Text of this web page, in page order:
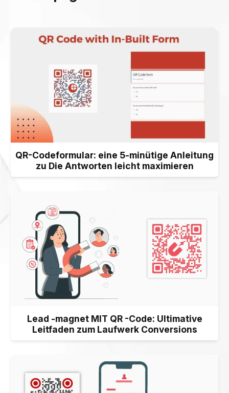
QR-Codeformular: eine 5-minütige Anleitung
zu Die Antworten leicht maximieren
Lead -magnet MIT QR -Code: Ultimative
Leitfaden zum Laufwerk Conversions